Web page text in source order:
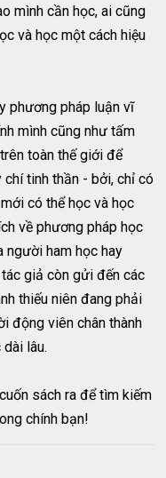
mình cần học, ai cũng
và học một cách hiệu
phương pháp luận vĩ
mình cũng như tấm
toàn thế giới để
chí tinh thần - bởi, chỉ có
có thể học và học
về phương pháp học
người ham học hay
giả còn gửi đến các
thiếu niên đang phải
động viên chân thành
lâu.
sách ra để tìm kiếm
chính bạn!